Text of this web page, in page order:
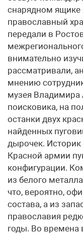
снарядном ящике
православный
передали в
внимательно
рассматривали,
мнению
музея Владимира
поисковика, на
останки двух
найденных
дырочек. Историк
Красной армии
конфигурации.
из белого
что, вероятно,
состава, а из
православия
годы. Во времена